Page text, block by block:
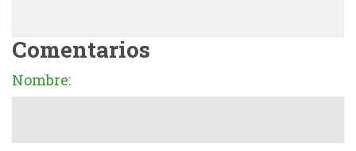
Comentarios
Nombre: